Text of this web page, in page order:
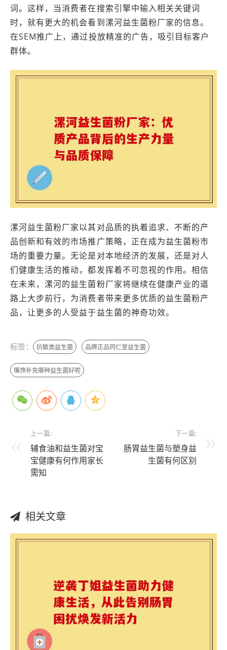
词。这样，当消费者在搜索引擎中输入相关关键词
时，就有更大的机会看到漯河益生菌粉厂家的信息。
在SEM推广上，通过投放精准的广告，吸引目标客户
群体。
漯河益生菌粉厂家以其对品质的执着追求、不断的产
品创新和有效的市场推广策略，正在成为益生菌粉市
场的重要力量。无论是对本地经济的发展，还是对人
们健康生活的推动，都发挥着不可忽视的作用。相信
在未来，漯河的益生菌粉厂家将继续在健康产业的道
路上大步前行，为消费者带来更多优质的益生菌粉产
品，让更多的人受益于益生菌的神奇功效。
标签： 抗敏类益生菌 品牌正品同仁堂益生菌
嘴馋补充哪种益生菌好呢
上一篇:
辅食油和益生菌对宝
宝健康有何作用家长
需知
下一篇:
肠胃益生菌与塑身益
生菌有何区别
相关文章